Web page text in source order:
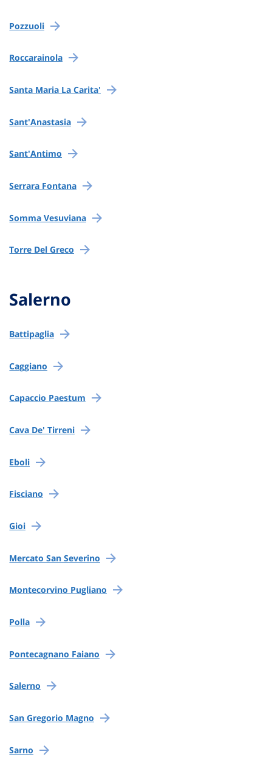
Pozzuoli
Roccarainola
Santa Maria La Carita'
Sant'Anastasia
Sant'Antimo
Serrara Fontana
Somma Vesuviana
Torre Del Greco
Salerno
Battipaglia
Caggiano
Capaccio Paestum
Cava De' Tirreni
Eboli
Fisciano
Gioi
Mercato San Severino
Montecorvino Pugliano
Polla
Pontecagnano Faiano
Salerno
San Gregorio Magno
Sarno